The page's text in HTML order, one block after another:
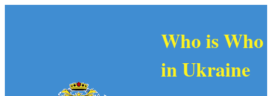
Who is Who
in Ukraine